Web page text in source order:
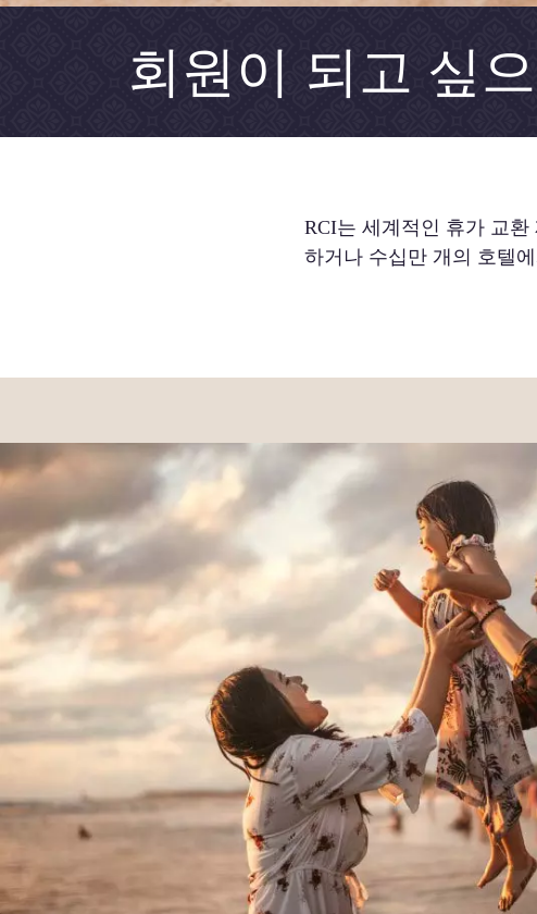
회원이 되고 싶
RCI는 세계적인 휴가 교
하거나 수십만 개의 호텔